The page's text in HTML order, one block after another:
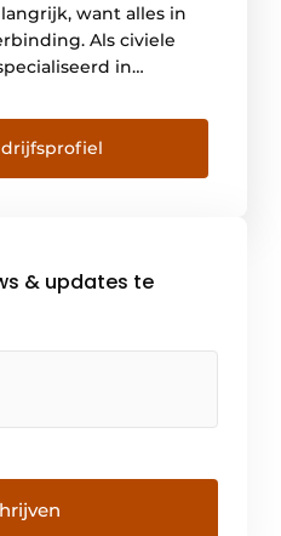
want alles in
Als civiele
in
vermogen om het
aan de juiste
hoe partijen zo
& updates te